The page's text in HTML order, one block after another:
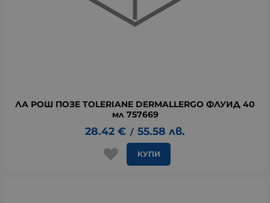
ЛА РОШ ПОЗЕ TOLERIANE DERMALLERGO ФЛУИД 40
мл 757669
28.42 € / 55.58 лв.
КУПИ